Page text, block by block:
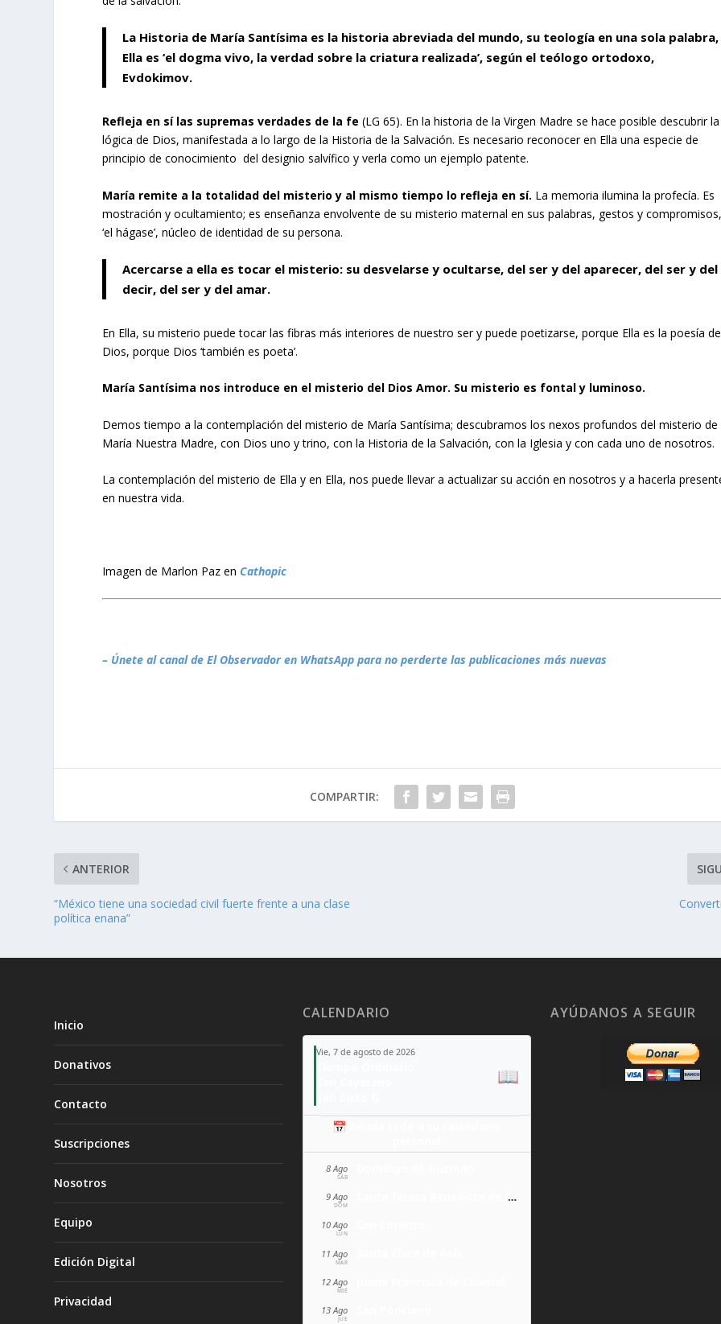
La Historia de María Santísima es la historia abreviada del mundo, su teología en una sola palabra,
Ella es ‘el dogma vivo, la verdad sobre la criatura realizada’, según el teólogo ortodoxo,
Evdokimov.
Refleja en sí las supremas verdades de la fe (LG 65). En la historia de la Virgen Madre se hace posible descubrir la
lógica de Dios, manifestada a lo largo de la Historia de la Salvación. Es necesario reconocer en Ella una especie de
principio de conocimiento del designio salvífico y verla como un ejemplo patente.
María remite a la totalidad del misterio y al mismo tiempo lo refleja en sí. La memoria ilumina la profecía. Es
mostración y ocultamiento; es enseñanza envolvente de su misterio maternal en sus palabras, gestos y
‘el hágase’, núcleo de identidad de su persona.
Acercarse a ella es tocar el misterio: su desvelarse y ocultarse, del ser y del aparecer, del ser y del
decir, del ser y del amar.
En Ella, su misterio puede tocar las fibras más interiores de nuestro ser y puede poetizarse, porque Ella es la poesía de
Dios, porque Dios ‘también es poeta’.
María Santísima nos introduce en el misterio del Dios Amor. Su misterio es fontal y luminoso.
Demos tiempo a la contemplación del misterio de María Santísima; descubramos los nexos profundos del misterio de
María Nuestra Madre, con Dios uno y trino, con la Historia de la Salvación, con la Iglesia y con cada uno de nosotros.
La contemplación del misterio de Ella y en Ella, nos puede llevar a actualizar su acción en nosotros y a hacerla
en nuestra vida.
Imagen de Marlon Paz en Cathopic
– Únete al canal de El Observador en WhatsApp para no perderte las publicaciones más nuevas
COMPARTIR:
ANTERIOR
“México tiene una sociedad civil fuerte frente a una clase
política enana”
Inicio
Donativos
Contacto
Suscripciones
Nosotros
Equipo
Edición Digital
Privacidad
CALENDARIO
Vie, 7 de agosto de 2026
📖
📅 Añade todo a tu calendario
8 Ago
SÁB
9 Ago
DOM
Santa Teresa Benedicta de la Cruz
10 Ago
LUN
11 Ago
MAR
12 Ago
MIÉ
13 Ago
JUE
AYÚDANOS A SEGUIR